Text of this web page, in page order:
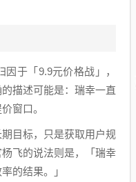
于「9.9元价格战」，
描述可能是：瑞幸一直
窗口。
目标，只是获取用户规
飞的说法则是，「瑞幸
的结果。」